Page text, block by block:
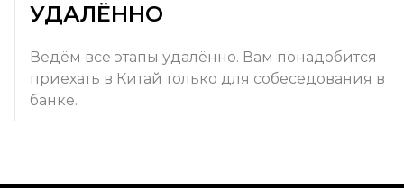
УДАЛЁННО
Ведём все этапы удалённо. Вам понадобится
приехать в Китай только для собеседования в
банке.